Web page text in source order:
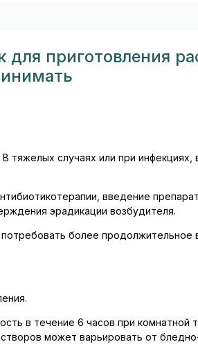
приготовления
В тяжелых случаях или при
введение
эрадикации возбудителя.
более продолжительное
в течение 6 часов при комнатной
может варьировать от